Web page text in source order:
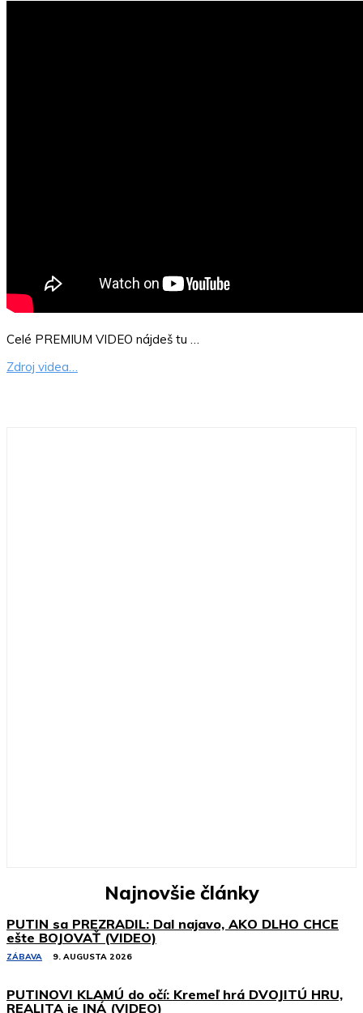
Celé PREMIUM VIDEO nájdeš tu …
Zdroj videa…
Najnovšie články
PUTIN sa PREZRADIL: Dal najavo, AKO DLHO CHCE
ešte BOJOVAŤ (VIDEO)
ZÁBAVA 9. AUGUSTA 2026
PUTINOVI KLAMÚ do očí: Kremeľ hrá DVOJITÚ HRU,
REALITA je INÁ (VIDEO)